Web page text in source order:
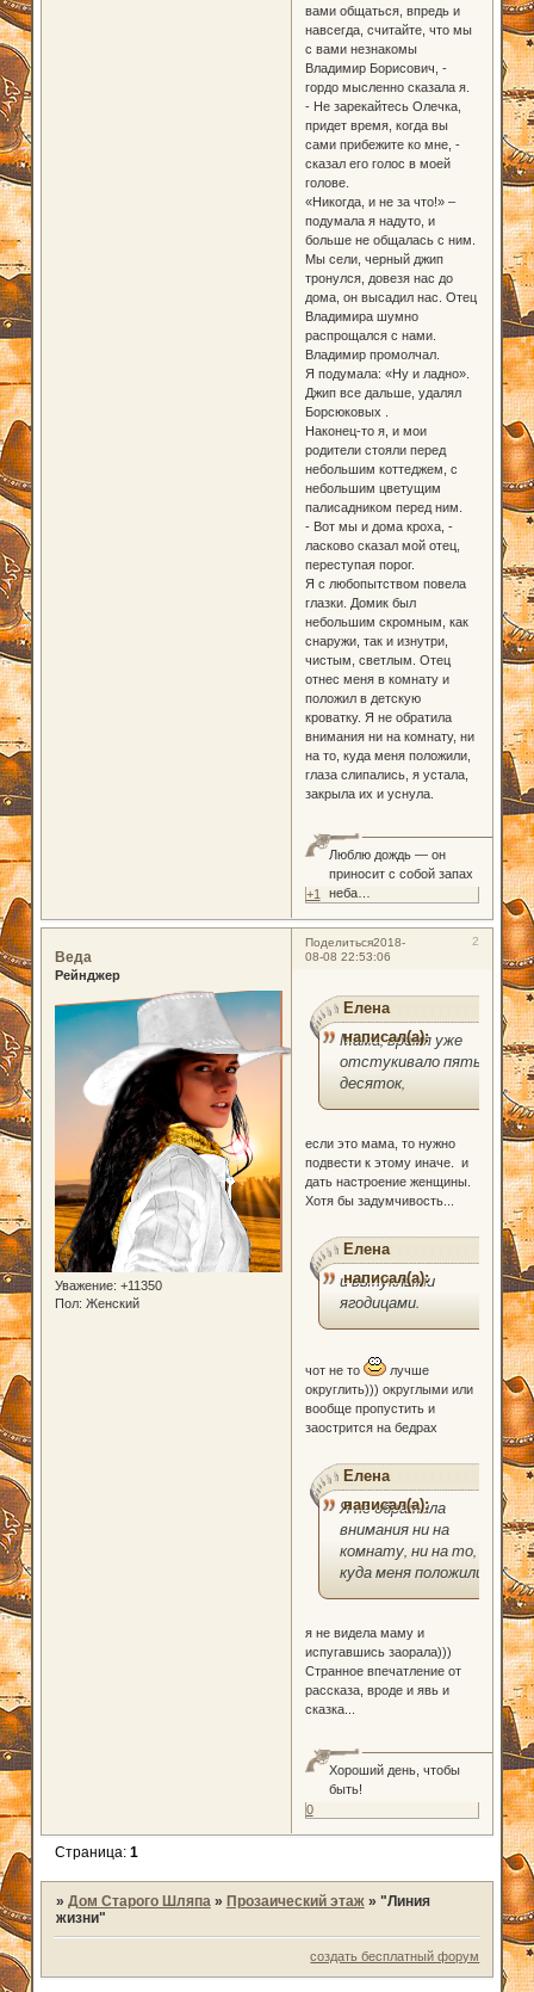
вами общаться, впредь и
навсегда, считайте, что мы
с вами незнакомы
Владимир Борисович, -
гордо мысленно сказала я.
- Не зарекайтесь Олечка,
придет время, когда вы
сами прибежите ко мне, -
сказал его голос в моей
голове.
«Никогда, и не за что!» –
подумала я надуто, и
больше не общалась с ним.
Мы сели, черный джип
тронулся, довезя нас до
дома, он высадил нас. Отец
Владимира шумно
распрощался с нами.
Владимир промолчал.
Я подумала: «Ну и ладно».
Джип все дальше, удалял
Борсюковых .
Наконец-то я, и мои
родители стояли перед
небольшим коттеджем, с
небольшим цветущим
палисадником перед ним.
- Вот мы и дома кроха, -
ласково сказал мой отец,
переступая порог.
Я с любопытством повела
глазки. Домик был
небольшим скромным, как
снаружи, так и изнутри,
чистым, светлым. Отец
отнес меня в комнату и
положил в детскую
кроватку. Я не обратила
внимания ни на комнату, ни
на то, куда меня положили,
глаза слипались, я устала,
закрыла их и уснула.
Люблю дождь — он
приносит с собой запах
неба…
+1
Поделиться 2
2018-
08-08 22:53:06
Веда
Рейнджер
Уважение: +11350
Пол: Женский
Елена
написал(а):
Мама, время уже
отстукивало пятый
десяток,
если это мама, то нужно
подвести к этому иначе. и
дать настроение женщины.
Хотя бы задумчивость...
Елена
написал(а):
и выпуклыми
ягодицами.
чот не то
лучше
округлить))) округлыми или
вообще пропустить и
заострится на бедрах
Елена
написал(а):
Я не обратила
внимания ни на
комнату, ни на то,
куда меня положили
я не видела маму и
испугавшись заорала)))
Странное впечатление от
рассказа, вроде и явь и
сказка...
Хороший день, чтобы
быть!
0
Страница: 1
» Дом Старого Шляпа » Прозаический этаж » "Линия
жизни"
создать бесплатный форум